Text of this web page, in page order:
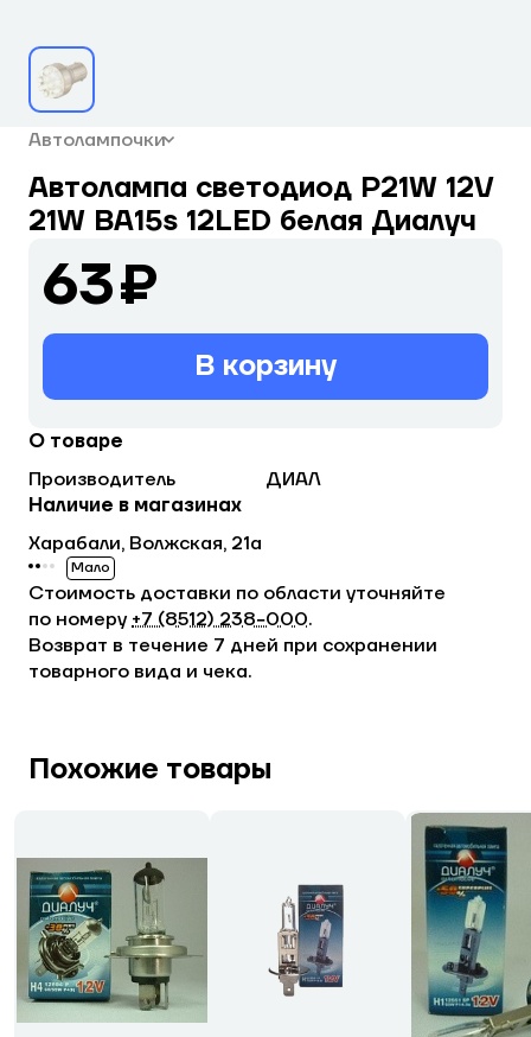
Автолампочки
Автолампа светодиод P21W 12V
21W BA15s 12LED белая Диалуч
63 ₽
В корзину
О товаре
Производитель
ДИАЛ
Стоимость доставки по области уточняйте
по номеру +7 (8512) 238−000.
Возврат в течение 7 дней при сохранении
товарного вида и чека.
Наличие в магазинах
Харабали, Волжская, 21а
Мало
Похожие товары